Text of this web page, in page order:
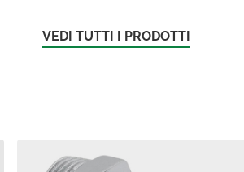
VEDI TUTTI I PRODOTTI